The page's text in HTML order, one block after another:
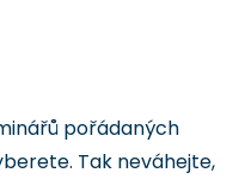
pořádaných
Tak neváhejte,